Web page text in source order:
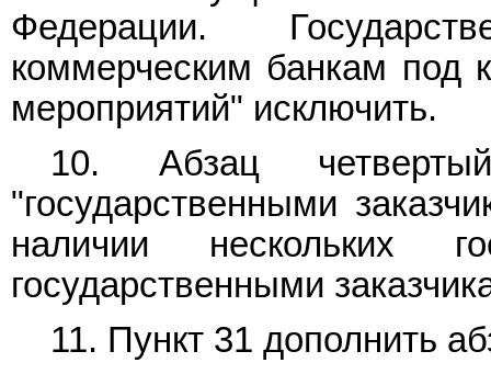
Федерации.
коммерческим банкам под
мероприятий" исключить.
10. Абзац
"государственными
наличии нескольких
государственными
11. Пункт 31 дополнить